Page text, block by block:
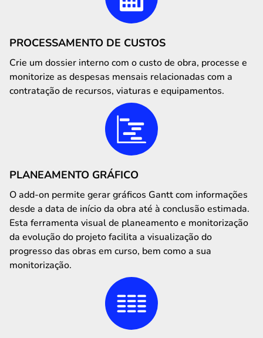
PROCESSAMENTO DE CUSTOS
Crie um dossier interno com o custo de obra, processe e
monitorize as despesas mensais relacionadas com a
contratação de recursos, viaturas e equipamentos.
PLANEAMENTO GRÁFICO
O add-on permite gerar gráficos Gantt com informações
desde a data de início da obra até à conclusão estimada.
Esta ferramenta visual de planeamento e monitorização
da evolução do projeto facilita a visualização do
progresso das obras em curso, bem como a sua
monitorização.